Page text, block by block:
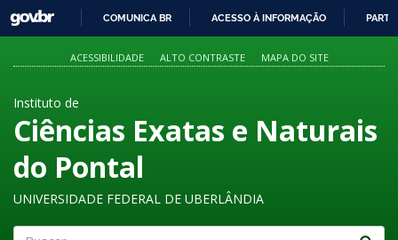
PARA
O
GOVBR
COMUNICA BR ACESSO À INFORMAÇÃO
ACESSIBILIDADE ALTO CONTRASTE MAPA DO SITE
Instituto de
Ciências Exatas e Naturais
do Pontal
UNIVERSIDADE FEDERAL DE UBERLÂNDIA